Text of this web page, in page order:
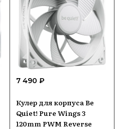
7 490 ₽
Кулер для корпуса Be
Quiet! Pure Wings 3
120mm PWM Reverse